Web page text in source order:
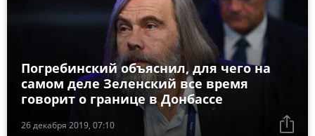
26 декабря 2019, 07:10
Погребинский объяснил, для чего на
самом деле Зеленский все время
говорит о границе в Донбассе